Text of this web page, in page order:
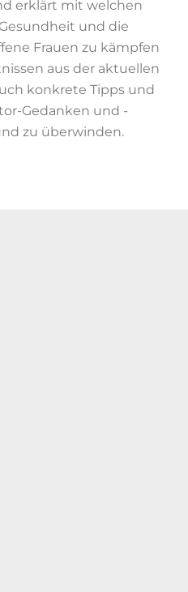
erklärt mit welchen
und die
Frauen zu kämpfen
aus der aktuellen
konkrete Tipps und
Gedanken und -
zu überwinden.